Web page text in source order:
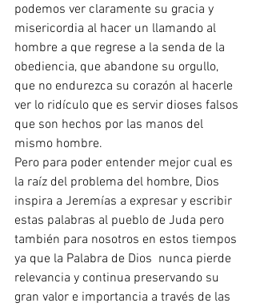
podemos ver claramente su gracia y
misericordia al hacer un llamando al
hombre a que regrese a la senda de la
obediencia, que abandone su orgullo,
que no endurezca su corazón al hacerle
ver lo ridículo que es servir dioses falsos
que son hechos por las manos del
mismo hombre.
Pero para poder entender mejor cual es
la raíz del problema del hombre, Dios
inspira a Jeremías a expresar y escribir
estas palabras al pueblo de Juda pero
también para nosotros en estos tiempos
ya que la Palabra de Dios  nunca pierde
relevancia y continua preservando su
gran valor e importancia a través de las